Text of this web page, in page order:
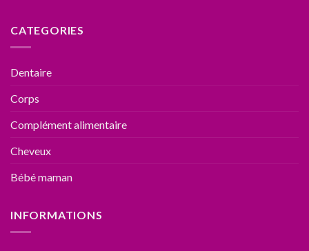
CATEGORIES
Dentaire
Corps
Complément alimentaire
Cheveux
Bébé maman
INFORMATIONS